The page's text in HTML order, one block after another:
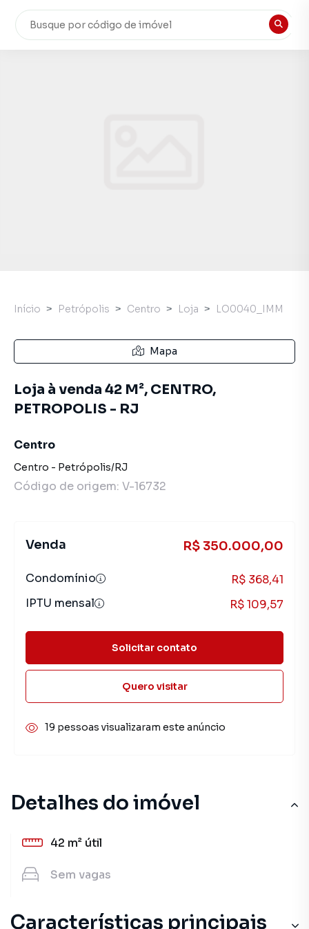
Detalhes do imóvel
42 m² útil
Sem vagas
Características principais
Início Petrópolis Centro Loja LO0040_IMM
Mapa
Loja à venda 42 M², CENTRO,
PETROPOLIS - RJ
Centro
Centro - Petrópolis/RJ
Código de origem: V-16732
Venda R$ 350.000,00
Condomínio
R$ 368,41
IPTU mensal
R$ 109,57
Solicitar contato
Quero visitar
19 pessoas visualizaram este anúncio